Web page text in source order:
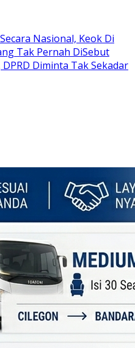
Nasional, Keok Di
Tak Pernah DiSebut
Diminta Tak Sekadar